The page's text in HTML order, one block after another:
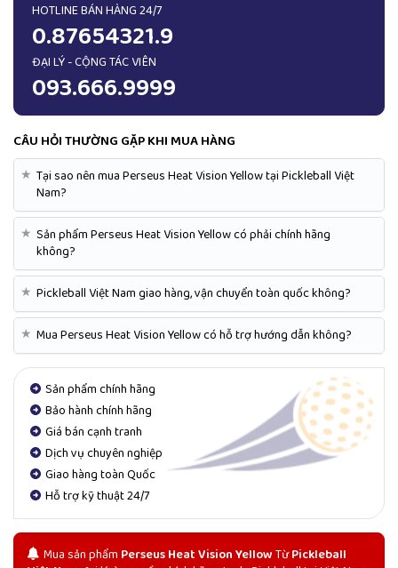
HOTLINE BÁN HÀNG 24/7
0.87654321.9
ĐẠI LÝ - CỘNG TÁC VIÊN
093.666.9999
CÂU HỎI THƯỜNG GẶP KHI MUA HÀNG
★ Tại sao nên mua Perseus Heat Vision Yellow tại Pickleball Việt
Nam?
★ Sản phẩm Perseus Heat Vision Yellow có phải chính hãng
không?
★ Pickleball Việt Nam giao hàng, vận chuyển toàn quốc không?
★ Mua Perseus Heat Vision Yellow có hỗ trợ hướng dẫn không?
Sản phẩm chính hãng
Bảo hành chính hãng
Giá bán cạnh tranh
Dịch vụ chuyên nghiệp
Giao hàng toàn Quốc
Hỗ trợ kỹ thuật 24/7
Mua sản phẩm Perseus Heat Vision YellowTừPickleball